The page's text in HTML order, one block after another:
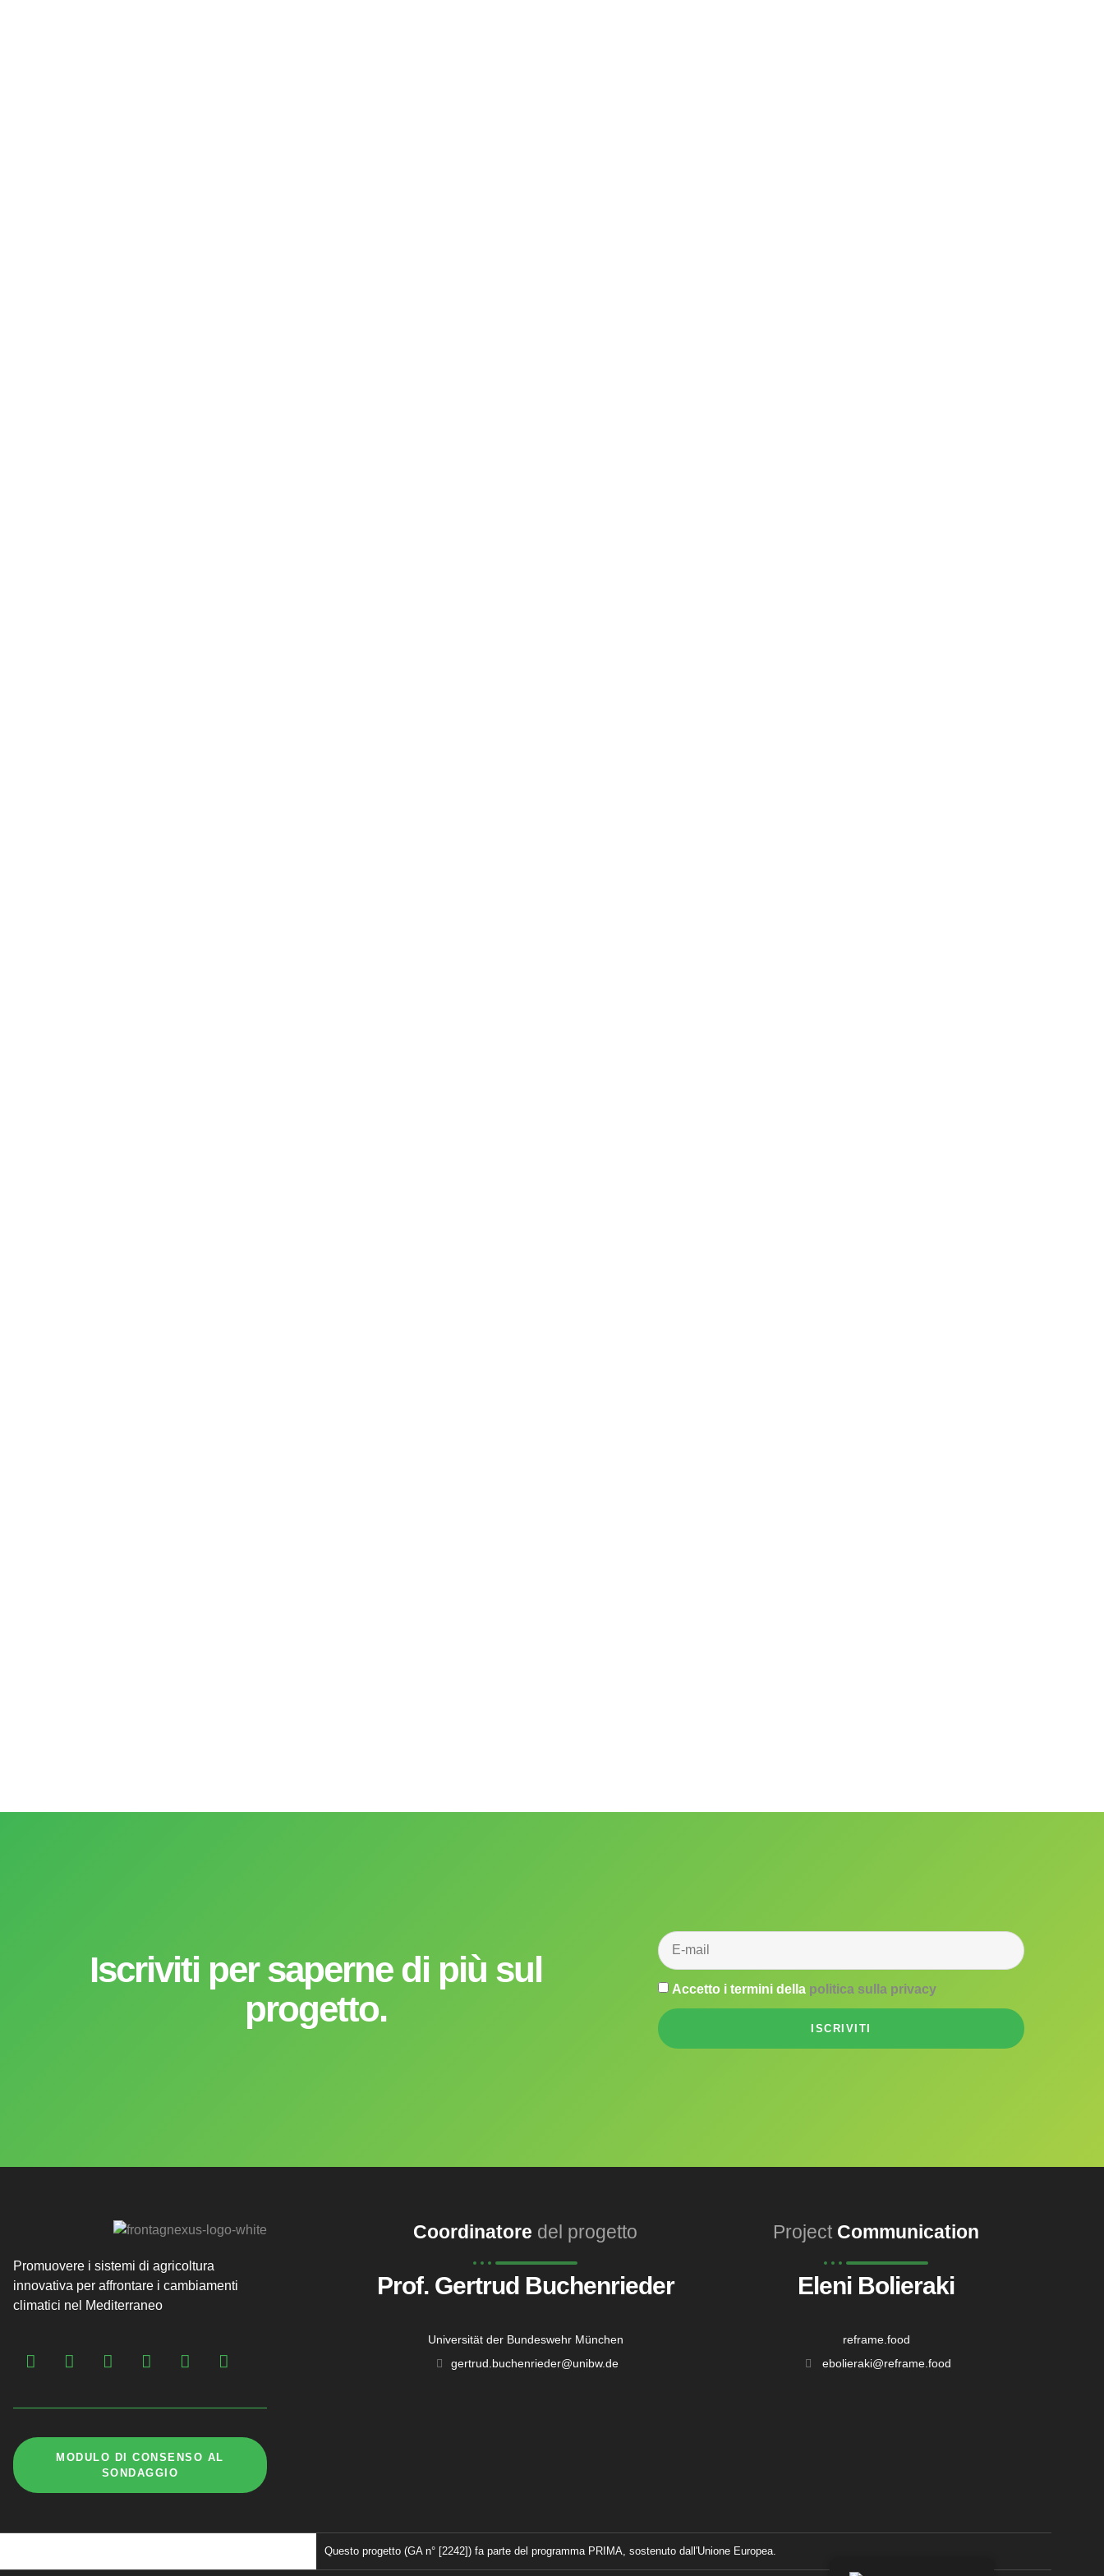
Iscriviti per saperne di più sul
progetto.
Accetto i termini della politica sulla privacy
ISCRIVITI
Promuovere i sistemi di agricoltura
innovativa per affrontare i cambiamenti
climatici nel Mediterraneo
MODULO DI CONSENSO AL
SONDAGGIO
Coordinatore del progetto
Prof. Gertrud Buchenrieder
Universität der Bundeswehr München
gertrud.buchenrieder@unibw.de
Project Communication
Eleni Bolieraki
reframe.food
ebolieraki@reframe.food
Questo progetto (GA n° [2242]) fa parte del programma PRIMA, sostenuto dall'Unione Europea.